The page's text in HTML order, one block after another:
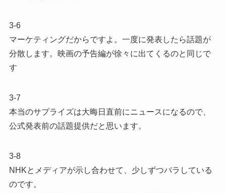
3-6
マーケティングだからですよ。一度に発表したら話題が
分散します。映画の予告編が徐々に出てくるのと同じで
す
3-7
本当のサプライズは大晦日直前にニュースになるので、
公式発表前の話題提供だと思います。
3-8
NHKとメディアが示し合わせて、少しずつバラしている
のです。